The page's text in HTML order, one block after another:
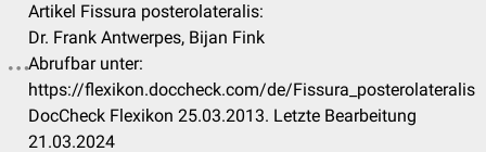
Artikel Fissura posterolateralis:
Dr. Frank Antwerpes, Bijan Fink
Abrufbar unter:
https://flexikon.doccheck.com/de/Fissura_posterolateralis
DocCheck Flexikon 25.03.2013. Letzte Bearbeitung
21.03.2024